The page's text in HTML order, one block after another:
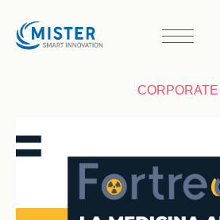
CORPORATE